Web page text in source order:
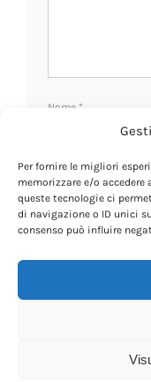
Per fornire le migliori
memorizzare e/o
queste tecnologie ci
di navigazione o ID unici
consenso può influire
Nome *
Email*